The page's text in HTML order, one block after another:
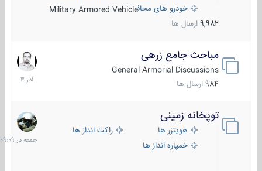
خودرو های محافظت شدهMilitary Armored Vehicle
9,982 ارسال ها
مباحث جامع زرهی
General Armorial Discussions
984 ارسال ها
7
آذر
1404
توپخانه زمینی
هویتزر ها
راکت انداز ها
خمپاره انداز ها
جمعه
در
09:09